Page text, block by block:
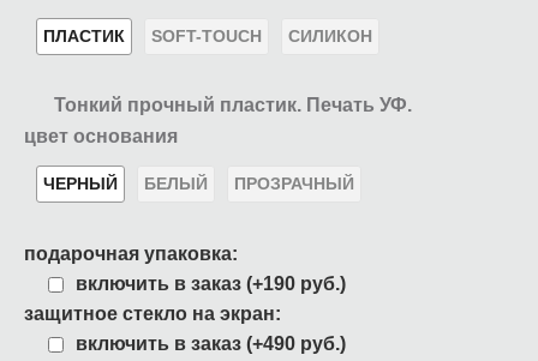
ПЛАСТИК SOFT-TOUCH СИЛИКОН
Тонкий прочный пластик. Печать УФ.
цвет основания
ЧЕРНЫЙ БЕЛЫЙ ПРОЗРАЧНЫЙ
подарочная упаковка:
включить в заказ (+190 руб.)
защитное стекло на экран:
включить в заказ (+490 руб.)